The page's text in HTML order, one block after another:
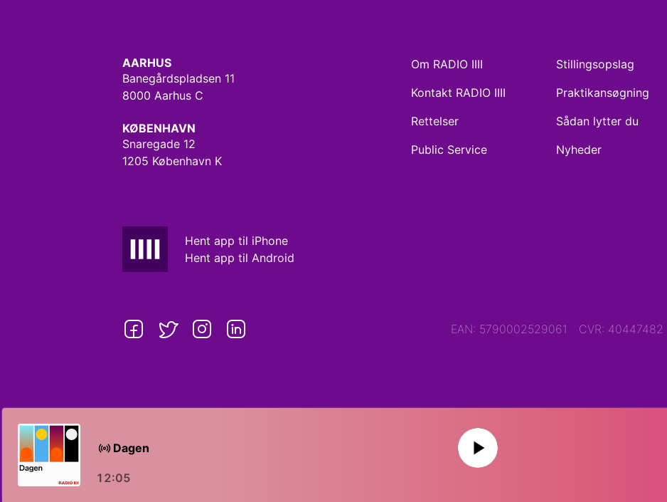
AARHUS
Banegårdspladsen 11
8000 Aarhus C
KØBENHAVN
Snaregade 12
1205 København K
Hent app til iPhone
Hent app til Android
Om RADIO IIII
Kontakt RADIO IIII
Rettelser
Public Service
Stillingsopslag
Praktikansøgning
Sådan lytter du
Nyheder
EAN: 5790002529061 CVR: 40447482
Dagen
12:05